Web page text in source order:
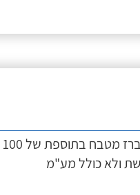
ולא כולל מע"מ